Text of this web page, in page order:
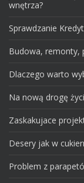
wnętrza?
Sprawdzanie
Budowa, remonty,
Dlaczego warto
Na nową drogę
Zaskakujace
Desery jak w
Problem z